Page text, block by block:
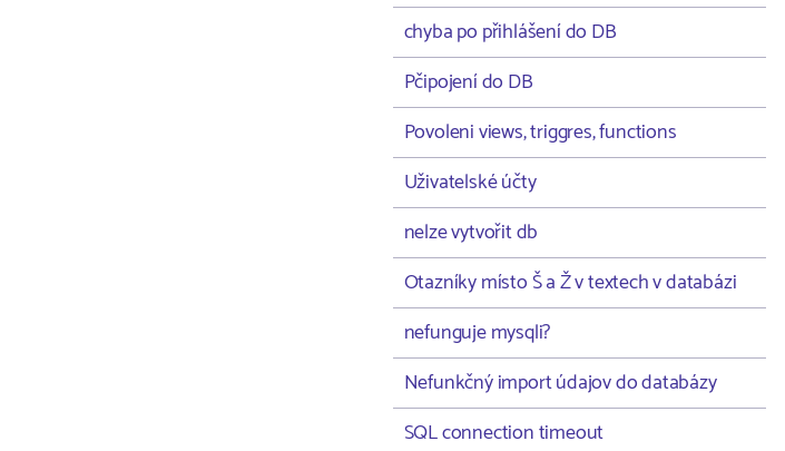
chyba po přihlášení do DB
Pčipojení do DB
Povoleni views, triggres, functions
Uživatelské účty
nelze vytvořit db
Otazníky místo Š a Ž v textech v databázi
nefunguje mysqli?
Nefunkčný import údajov do databázy
SQL connection timeout